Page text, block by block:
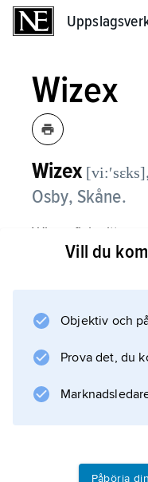
Wizex
Wizex [vi:ʹsɛks]
Osby, Skåne.
Wizex fick sitt
sångerskan
är ett av Sveriges
(född 1961) och
Stråhed (född
Åren 1997–99
Vill du
Objektiv och
Prova det, du
Påbörja